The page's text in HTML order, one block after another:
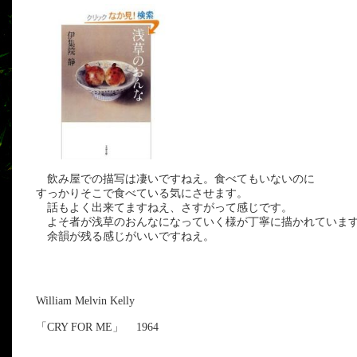
飲み屋での描写は凄いですねえ。食べてもいないのに
すっかりそこで食べている気にさせます。
話もよく出来てますねえ、さすがって感じです。
よそ者が浅草のおんなになっていく様が丁寧に描かれていま
余韻が残る感じがいいですねえ。
William Melvin Kelly
「CRY FOR ME」 1964